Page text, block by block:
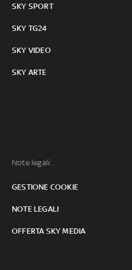
SKY SPORT
SKY TG24
SKY VIDEO
SKY ARTE
Note legali:
GESTIONE COOKIE
NOTE LEGALI
OFFERTA SKY MEDIA